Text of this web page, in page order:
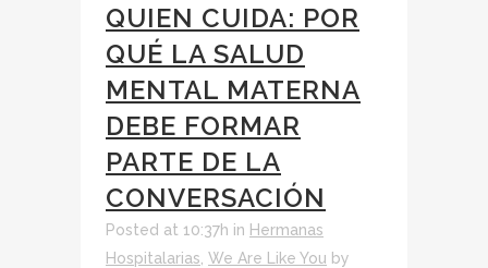
QUIEN CUIDA: POR
QUÉ LA SALUD
MENTAL MATERNA
DEBE FORMAR
PARTE DE LA
CONVERSACIÓN
Posted at 10:37h in Hermanas
Hospitalarias We Are Like You by